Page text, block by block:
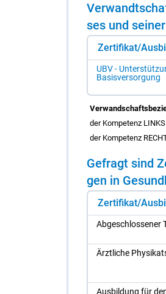
ses und
Zertifikat/
UBV -
Basisversorgung
der Kompetenz
der Kompetenz
Ge­fragt sind
gen in
Zertifikat/
Ab­ge­schlos­se­ner
Ärzt­li­che
Aus­bil­dung für